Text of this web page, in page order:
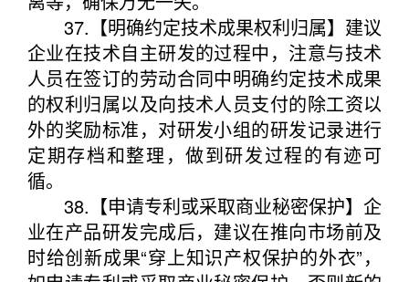
37.【明确约定技术成果权利归属】建议
企业在技术自主研发的过程中，注意与技术
人员在签订的劳动合同中明确约定技术成果
的权利归属以及向技术人员支付的除工资以
外的奖励标准，对研发小组的研发记录进行
定期存档和整理，做到研发过程的有迹可
循。
38.【申请专利或采取商业秘密保护】企
业在产品研发完成后，建议在推向市场前及
时给创新成果“穿上知识产权保护的外衣”，